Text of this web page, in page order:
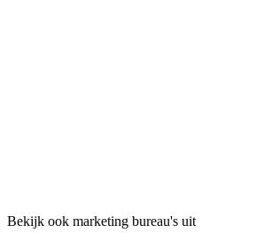
Bekijk ook marketing bureau's uit